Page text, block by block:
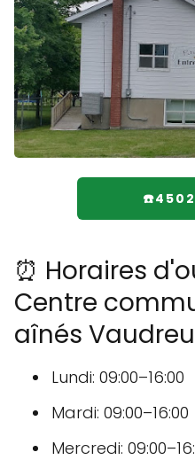
⏰ Horaires
Centre
aînés
Lundi: 09:00–16:00
Mardi: 09:00–16:00
Mercredi: